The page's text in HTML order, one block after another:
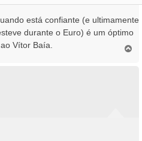
está confiante (e ultimamente
durante o Euro) é um óptimo
Vítor Baía.